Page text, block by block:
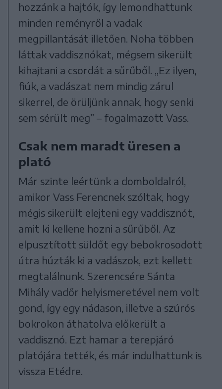
hozzánk a hajtók, így lemondhattunk
minden reményről a vadak
megpillantását illetően. Noha többen
láttak vaddisznókat, mégsem sikerült
kihajtani a csordát a sűrűből. „Ez ilyen,
fiúk, a vadászat nem mindig zárul
sikerrel, de örüljünk annak, hogy senki
sem sérült meg” – fogalmazott Vass.
Csak nem maradt üresen a
plató
Már szinte leértünk a domboldalról,
amikor Vass Ferencnek szóltak, hogy
mégis sikerült elejteni egy vaddisznót,
amit ki kellene hozni a sűrűből. Az
elpusztított süldőt egy bebokrosodott
útra húzták ki a vadászok, ezt kellett
megtalálnunk. Szerencsére Sánta
Mihály vadőr helyismeretével nem volt
gond, így egy nádason, illetve a szúrós
bokrokon áthatolva előkerült a
vaddisznó. Ezt hamar a terepjáró
platójára tették, és már indulhattunk is
vissza Etédre.